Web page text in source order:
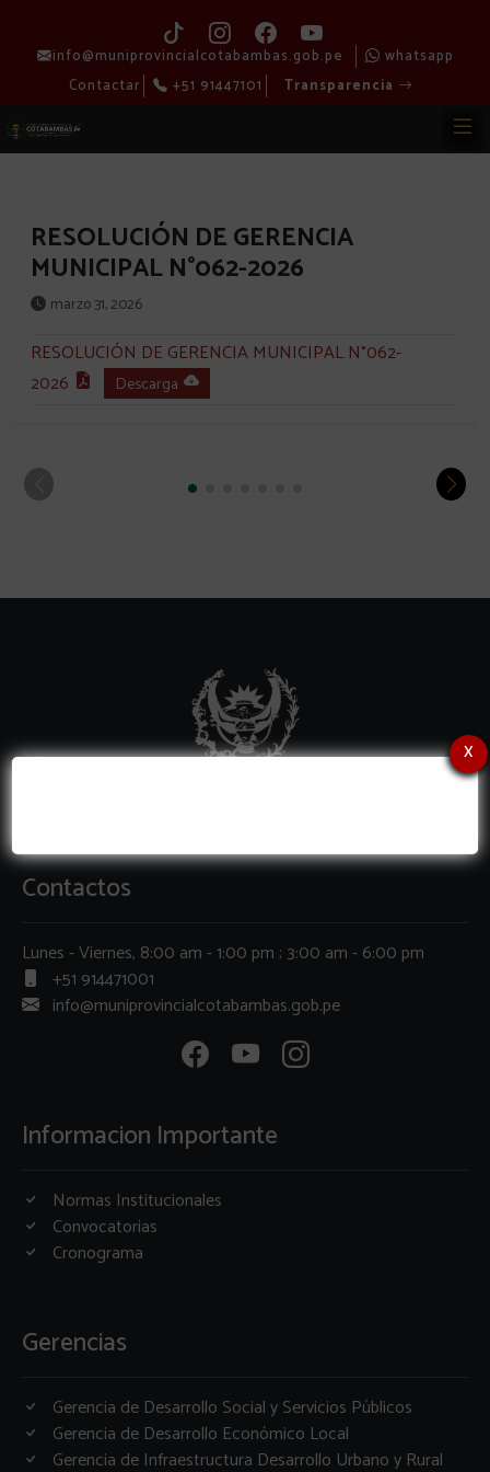
info@muniprovincialcotabambas.gob.pe
whatsapp
Contactar
+51 91447101 Transparencia
RESOLUCIÓN DE GERENCIA
MUNICIPAL N°062-2026
marzo 31, 2026
RESOLUCIÓN DE GERENCIA MUNICIPAL N°062-
2026
Descarga
x
Contactos
Lunes - Viernes, 8:00 am - 1:00 pm ; 3:00 am - 6:00 pm
+51 914471001
info@muniprovincialcotabambas.gob.pe
Informacion Importante
Normas Institucionales
Convocatorias
Cronograma
Gerencias
Gerencia de Desarrollo Social y Servicios Públicos
Gerencia de Desarrollo Económico Local
Gerencia de Infraestructura Desarrollo Urbano y Rural